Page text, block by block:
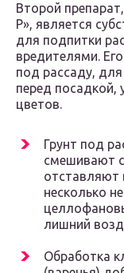
Второй
Р», является
для подпитки
вредителями.
под рассаду,
перед посадкой,
цветов.
Грунт под
смешивают
отставляют
несколько
лишний
Обработка